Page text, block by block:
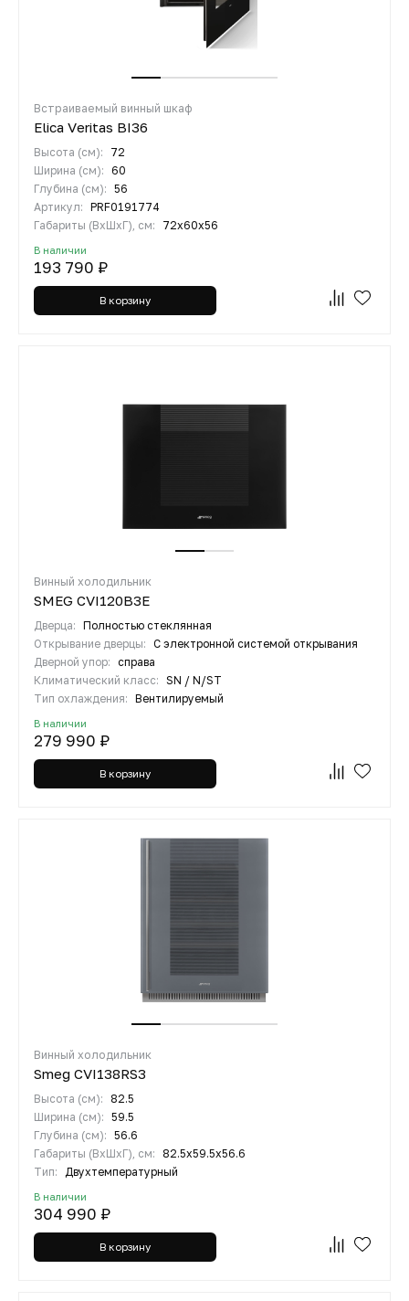
Встраиваемый винный шкаф
Elica Veritas BI36
Высота (см):
72
Ширина (см): 60
Глубина (см): 56
Артикул: PRF0191774
Габариты (ВхШхГ), см:
72x60x56
В наличии
193 790 ₽
В корзину
Винный холодильник
SMEG CVI120B3E
Дверца: Полностью стеклянная
Открывание дверцы: С электронной системой открывания
Дверной упор: справа
Климатический класс: SN / N/ST
Тип охлаждения: Вентилируемый
В наличии
279 990 ₽
В корзину
Винный холодильник
Smeg CVI138RS3
Высота (см):
82.5
Ширина (см): 59.5
Глубина (см): 56.6
Габариты (ВхШхГ), см:
82.5х59.5х56.6
Тип: Двухтемпературный
В наличии
304 990 ₽
В корзину